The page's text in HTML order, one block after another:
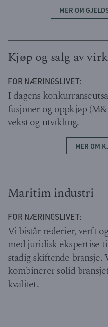
MER OM
Kjøp og salg av
FOR NÆRINGSLIVET:
I dagens
fusjoner og oppkjøp
vekst og utvikling.
MER OM
Maritim industri
FOR NÆRINGSLIVET:
Vi bistår rederier, verft
med juridisk ekspertise
stadig skiftende bransje.
kombinerer solid
kvalitet.